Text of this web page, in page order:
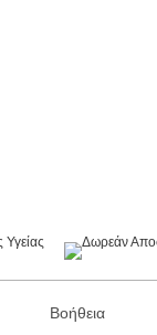
Βοήθεια